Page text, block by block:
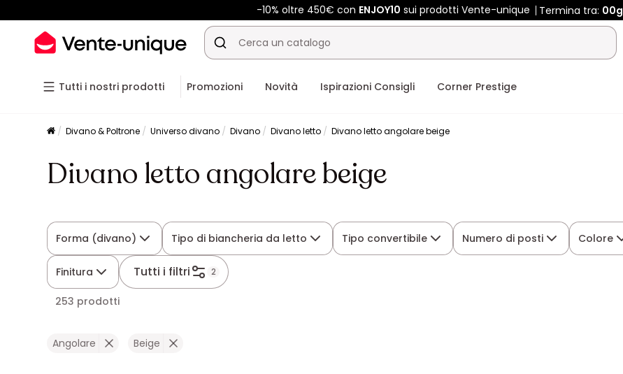
-10% oltre 450€ con ENJOY10 sui prodotti Vente-unique Termina tra: 00g
Tutti i nostri prodotti Promozioni Novità Ispirazioni Consigli Corner Prestige
Divano & Poltrone Universo divano Divano Divano letto Divano letto angolare beige
Divano letto angolare beige
Forma (divano) Tipo di biancheria da letto Tipo convertibile Numero di posti Colore
Finitura Tutti i filtri 2
253 prodotti
Angolare Beige